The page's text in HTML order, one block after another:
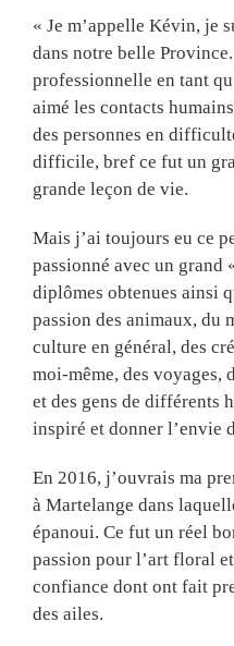
« Je m’appelle Kévin, je
dans notre belle
professionnelle en tant
aimé les contacts
des personnes en
difficile, bref ce fut un
grande leçon de vie.
Mais j’ai toujours eu ce
passionné avec un grand
diplômes obtenues ainsi
passion des animaux, du
culture en général, des
moi-même, des voyages,
et des gens de différents
inspiré et donner l’envie
En 2016, j’ouvrais ma
à Martelange dans
épanoui. Ce fut un réel
passion pour l’art floral
confiance dont ont fait
des ailes.